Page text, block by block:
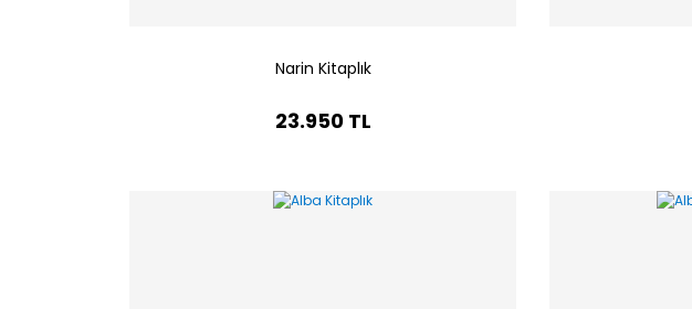
Narin Kitaplık
23.950 TL